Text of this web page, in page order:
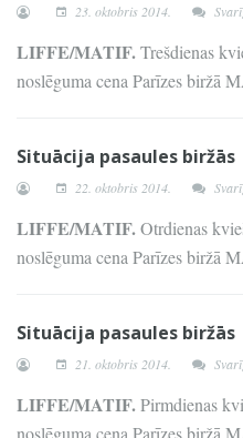
23. oktobris 2014.
LIFFE/MATIF.Trešdienas
noslēguma cena Parīzes biržā
Situācija pasaules biržās
22. oktobris 2014.
LIFFE/MATIF.Otrdienas
noslēguma cena Parīzes biržā
Situācija pasaules biržās
21. oktobris 2014.
LIFFE/MATIF.Pirmdienas
noslēguma cena Parīzes biržā